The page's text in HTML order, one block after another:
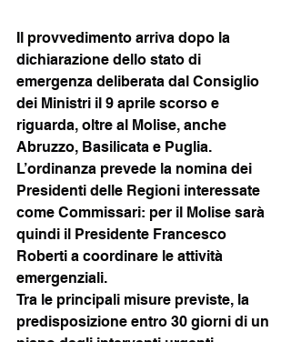
Il provvedimento arriva dopo la
dichiarazione dello stato di
emergenza deliberata dal Consiglio
dei Ministri il 9 aprile scorso e
riguarda, oltre al Molise, anche
Abruzzo, Basilicata e Puglia.
L’ordinanza prevede la nomina dei
Presidenti delle Regioni interessate
come Commissari: per il Molise sarà
quindi il Presidente Francesco
Roberti a coordinare le attività
emergenziali.
Tra le principali misure previste, la
predisposizione entro 30 giorni di un